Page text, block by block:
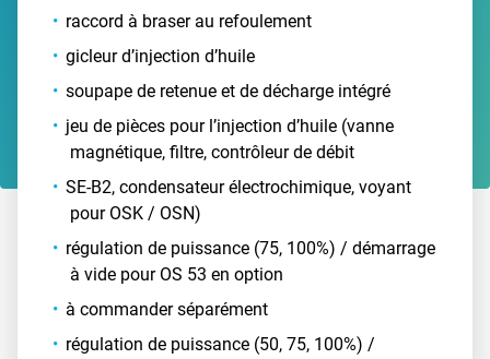
raccord à braser au refoulement
gicleur d’injection d’huile
soupape de retenue et de décharge intégré
jeu de pièces pour l’injection d’huile (vanne
magnétique, filtre, contrôleur de débit
SE-B2, condensateur électrochimique, voyant
pour OSK / OSN)
régulation de puissance (75, 100%) / démarrage
à vide pour OS 53 en option
à commander séparément
régulation de puissance (50, 75, 100%) /